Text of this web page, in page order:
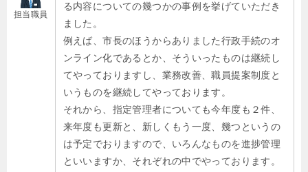
担当職員
る内容についての幾つかの事例を挙げていただき
ました。
例えば、市長のほうからありました行政手続のオ
ンライン化であるとか、そういったものは継続し
てやっておりますし、業務改善、職員提案制度と
いうものを継続してやっております。
それから、指定管理者についても今年度も２件、
来年度も更新と、新しくもう一度、幾つというの
は予定でおりますので、いろんなものを進捗管理
といいますか、それぞれの中でやっております。